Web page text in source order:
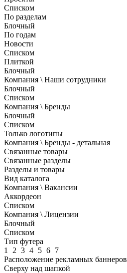
Списком
По разделам
Блочный
По годам
Новости
Списком
Плиткой
Блочный
Компания \ Наши сотрудники
Блочный
Списком
Компания \ Бренды
Блочный
Списком
Только логотипы
Компания \ Бренды - детальная
Связанные товары
Связанные разделы
Разделы и товары
Вид каталога
Компания \ Вакансии
Аккордеон
Списком
Компания \ Лицензии
Блочный
Списком
Тип футера
1
2 3 4 5 6 7
Расположение рекламных баннеров
Сверху над шапкой